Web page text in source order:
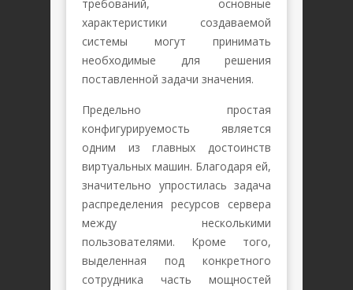
требований, основные
характеристики создаваемой
системы могут принимать
необходимые для решения
поставленной задачи значения.
Предельно простая
конфигурируемость является
одним из главных достоинств
виртуальных машин. Благодаря ей,
значительно упростилась задача
распределения ресурсов сервера
между несколькими
пользователями. Кроме того,
выделенная под конкретного
сотрудника часть мощностей